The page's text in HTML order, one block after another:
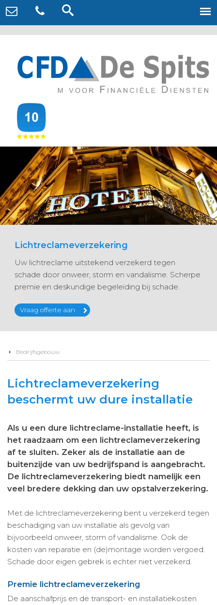
Lichtreclameverzekering
Uw lichtreclame uitstekend verzekerd tegen
schade door onweer, storm en vandalisme. Scherpe
premie en deskundige begeleiding bij schade.
Vraag offerte aan
Bedrijfsgebouw
Lichtreclameverzekering
beschermt uw dure installatie
Als u een dure lichtreclame-installatie heeft, is
het raadzaam om een lichtreclameverzekering
af te sluiten. Zeker als de installatie aan de
buitenzijde van uw bedrijfspand is aangebracht.
De lichtreclameverzekering biedt namelijk een
veel bredere dekking dan uw opstalverzekering.
Met de lichtreclameverzekering bent u verzekerd tegen
beschadiging van uw installatie als gevolg van
bijvoorbeeld onweer, storm of vandalisme. Ook de
kosten van reparatie en (de)montage worden vergoed.
Schade door eigen gebrek is echter niet verzekerd.
Premie lichtreclameverzekering
De aanschafprijs en de transport- en installatiekosten